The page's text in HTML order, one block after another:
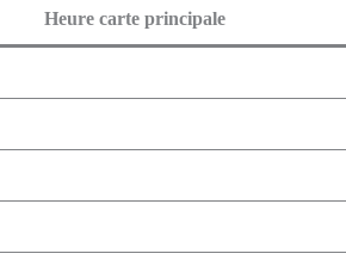
Heure carte principale